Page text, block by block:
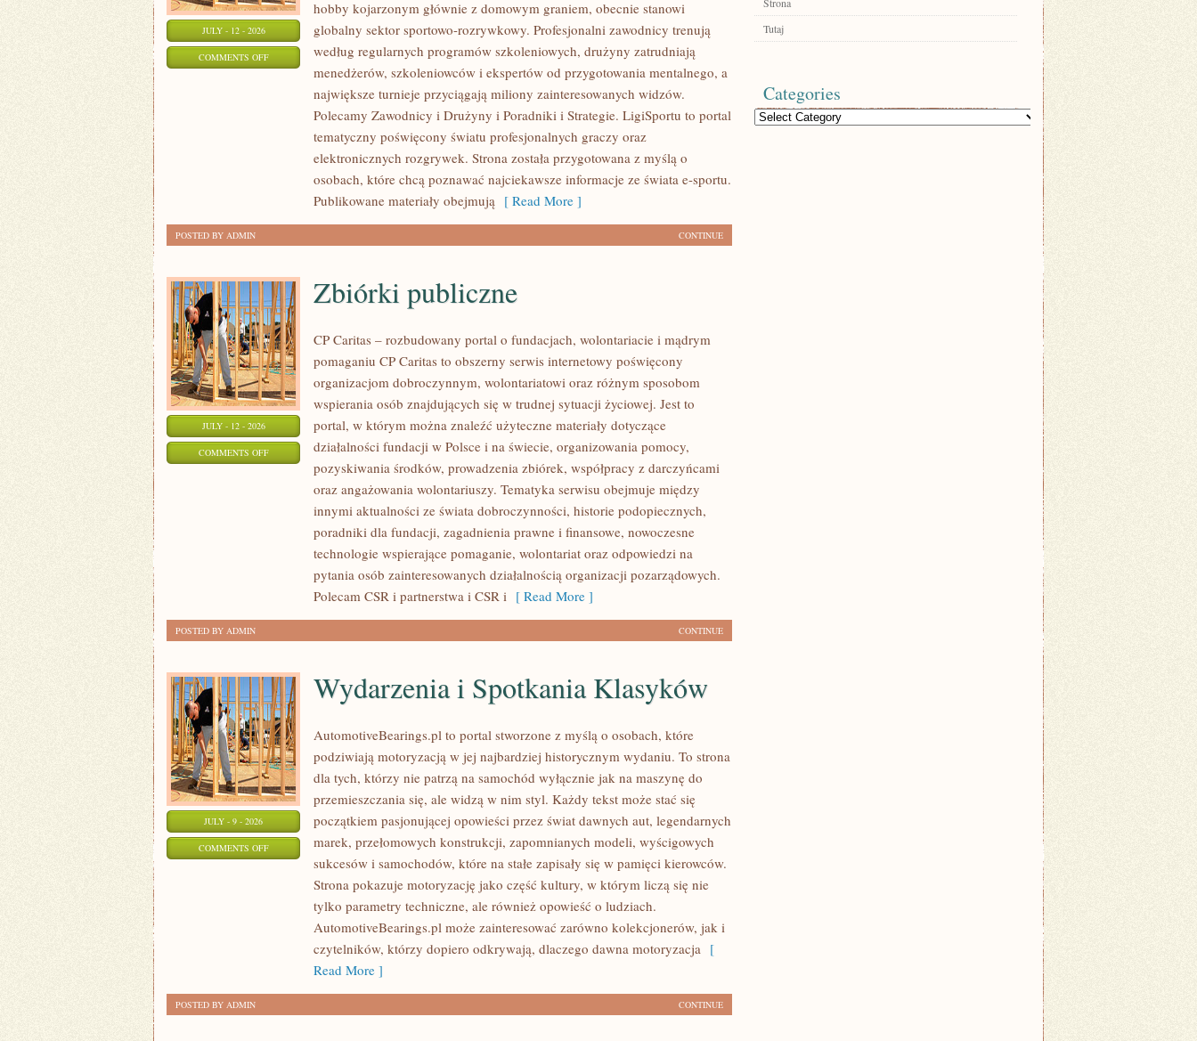
JULY - 12 - 2026
COMMENTS OFFON
hobby kojarzonym głównie z domowym graniem, obecnie stanowi
globalny sektor sportowo-rozrywkowy. Profesjonalni zawodnicy trenują
według regularnych programów szkoleniowych, drużyny zatrudniają
menedżerów, szkoleniowców i ekspertów od przygotowania mentalnego, a
największe turnieje przyciągają miliony zainteresowanych widzów.
Polecamy Zawodnicy i Drużyny i Poradniki i Strategie. LigiSportu to portal
tematyczny poświęcony światu profesjonalnych graczy oraz
elektronicznych rozgrywek. Strona została przygotowana z myślą o
osobach, które chcą poznawać najciekawsze informacje ze świata e-sportu.
Publikowane materiały obejmują [ Read More ]
CONTINUE
POSTED BY ADMIN
JULY - 12 - 2026
COMMENTS OFFON
PUBLICZNE
Zbiórki publiczne
CP Caritas – rozbudowany portal o fundacjach, wolontariacie i mądrym
pomaganiu CP Caritas to obszerny serwis internetowy poświęcony
organizacjom dobroczynnym, wolontariatowi oraz różnym sposobom
wspierania osób znajdujących się w trudnej sytuacji życiowej. Jest to
portal, w którym można znaleźć użyteczne materiały dotyczące
działalności fundacji w Polsce i na świecie, organizowania pomocy,
pozyskiwania środków, prowadzenia zbiórek, współpracy z darczyńcami
oraz angażowania wolontariuszy. Tematyka serwisu obejmuje między
innymi aktualności ze świata dobroczynności, historie podopiecznych,
poradniki dla fundacji, zagadnienia prawne i finansowe, nowoczesne
technologie wspierające pomaganie, wolontariat oraz odpowiedzi na
pytania osób zainteresowanych działalnością organizacji pozarządowych.
Polecam CSR i partnerstwa i CSR i [ Read More ]
CONTINUE
POSTED BY ADMIN
JULY - 9 - 2026
COMMENTS OFFON
WYDARZENIA
SPOTKANIA
KLASYKÓW
Wydarzenia i Spotkania Klasyków
AutomotiveBearings.pl to portal stworzone z myślą o osobach, które
podziwiają motoryzacją w jej najbardziej historycznym wydaniu. To strona
dla tych, którzy nie patrzą na samochód wyłącznie jak na maszynę do
przemieszczania się, ale widzą w nim styl. Każdy tekst może stać się
początkiem pasjonującej opowieści przez świat dawnych aut, legendarnych
marek, przełomowych konstrukcji, zapomnianych modeli, wyścigowych
sukcesów i samochodów, które na stałe zapisały się w pamięci kierowców.
Strona pokazuje motoryzację jako część kultury, w którym liczą się nie
tylko parametry techniczne, ale również opowieść o ludziach.
AutomotiveBearings.pl może zainteresować zarówno kolekcjonerów, jak i
czytelników, którzy dopiero odkrywają, dlaczego dawna motoryzacja [
Read More ]
CONTINUE
POSTED BY ADMIN
Tutaj
Categories
Categories